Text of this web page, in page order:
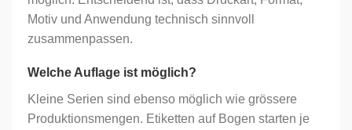
Motiv und Anwendung technisch sinnvoll
zusammenpassen.
Welche Auflage ist möglich?
Kleine Serien sind ebenso möglich wie grössere
Produktionsmengen. Etiketten auf Bogen starten je